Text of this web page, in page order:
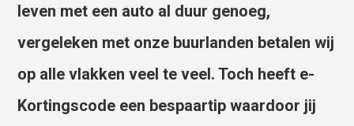
leven met een auto al duur genoeg,
vergeleken met onze buurlanden betalen wij
op alle vlakken veel te veel. Toch heeft e-
Kortingscode een bespaartip waardoor jij